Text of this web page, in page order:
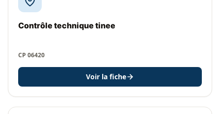
Contrôle technique tinee
CP 06420
Voir la fiche